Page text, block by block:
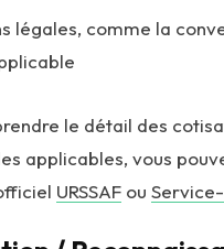
légales, comme la
le détail des
applicables, vous
URSSAF ou